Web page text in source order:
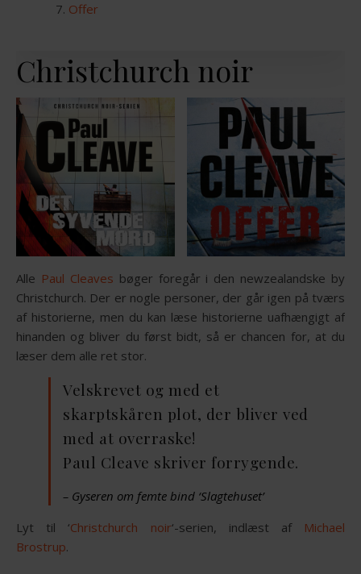
Offer
Christchurch noir
Alle Paul Cleaves bøger foregår i den newzealandske by
Christchurch. Der er nogle personer, der går igen på tværs
af historierne, men du kan læse historierne uafhængigt af
hinanden og bliver du først bidt, så er chancen for, at du
læser dem alle ret stor.
Velskrevet og med et
skarptskåren plot, der bliver ved
med at overraske!
Paul Cleave skriver forrygende.
– Gyseren om femte bind ‘Slagtehuset’
Lyt til ‘Christchurch noir‘-serien, indlæst af Michael
Brostrup.